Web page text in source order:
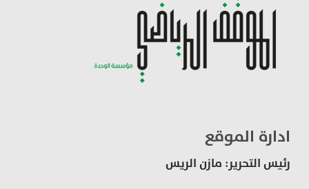
ادارة الموقع
رئيس التحرير: مازن الريس